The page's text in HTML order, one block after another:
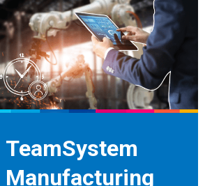
TeamSystem
Manufacturing